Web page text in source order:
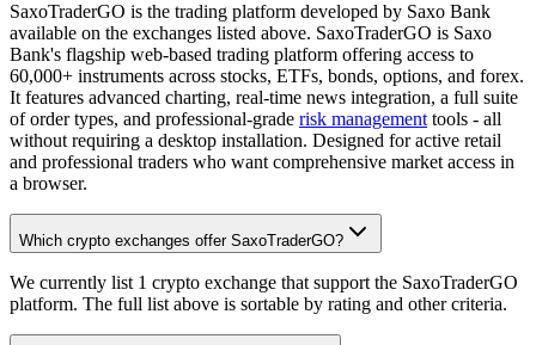
SaxoTraderGO is the trading platform developed by Saxo Bank
available on the exchanges listed above. SaxoTraderGO is Saxo
Bank's flagship web-based trading platform offering access to
60,000+ instruments across stocks, ETFs, bonds, options, and forex.
It features advanced charting, real-time news integration, a full suite
of order types, and professional-grade risk management tools - all
without requiring a desktop installation. Designed for active retail
and professional traders who want comprehensive market access in
a browser.
Which crypto exchanges offer SaxoTraderGO?
We currently list 1 crypto exchange that support the SaxoTraderGO
platform. The full list above is sortable by rating and other criteria.